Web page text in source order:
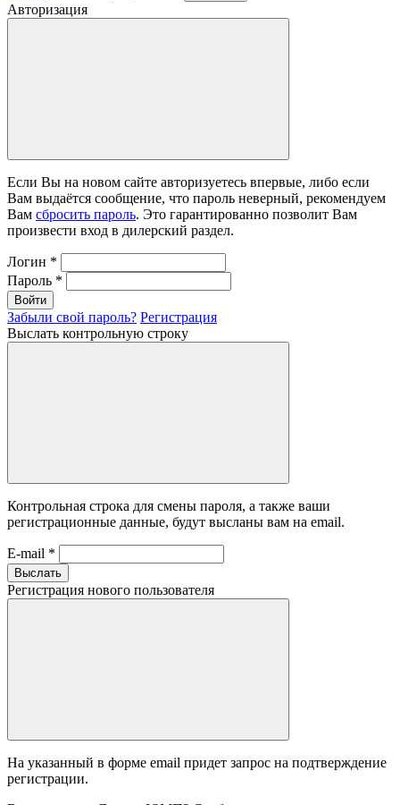
Авторизация
Если Вы на новом сайте авторизуетесь впервые, либо если
Вам выдаётся сообщение, что пароль неверный, рекомендуем
Вам сбросить пароль. Это гарантированно позволит Вам
произвести вход в дилерский раздел.
Логин *
Пароль *
Войти
Забыли свой пароль? Регистрация
Выслать контрольную строку
Контрольная строка для смены пароля, а также ваши
регистрационные данные, будут высланы вам на email.
E-mail *
Выслать
Регистрация нового пользователя
На указанный в форме email придет запрос на подтверждение
регистрации.